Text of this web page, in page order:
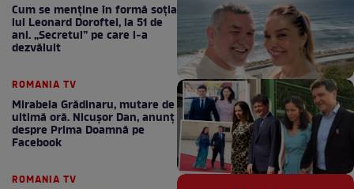
Cum se menţine în formă soţia
lui Leonard Doroftei, la 51 de
ani. „Secretul” pe care l-a
dezvăluit
ROMANIA TV
Mirabela Grădinaru, mutare de
ultimă oră. Nicuşor Dan, anunţ
despre Prima Doamnă pe
Facebook
ROMANIA TV